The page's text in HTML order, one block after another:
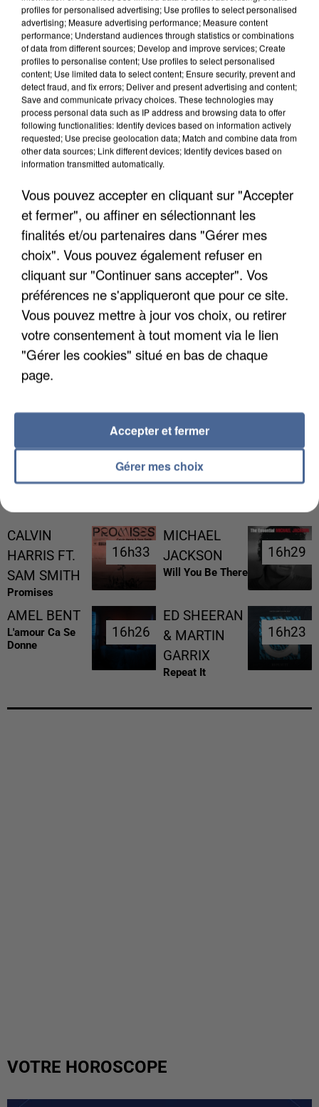
UNE TOURISTE DE L’OISE EMPORTÉE PAR UNE
COULÉE DE BOUE EN HAUTE-SAVOIE
INTERMARCHÉ APRÈS UNE...
CALVIN
HARRIS FT.
SAM SMITH
Promises
16h33
16h33
MICHAEL
JACKSON
Will You Be There
16h29
16h29
AMEL BENT
L'amour Ca Se
Donne
16h26
16h26
ED SHEERAN
& MARTIN
GARRIX
Repeat It
16h23
16h23
VOTRE HOROSCOPE
profiles for personalised advertising; Use profiles to select personalised
advertising; Measure advertising performance; Measure content
performance; Understand audiences through statistics or combinations
of data from different sources; Develop and improve services; Create
profiles to personalise content; Use profiles to select personalised
content; Use limited data to select content; Ensure security, prevent and
detect fraud, and fix errors; Deliver and present advertising and content;
Save and communicate privacy choices. These technologies may
process personal data such as IP address and browsing data to offer
following functionalities: Identify devices based on information actively
requested; Use precise geolocation data; Match and combine data from
other data sources; Link different devices; Identify devices based on
information transmitted automatically.
Vous pouvez accepter en cliquant sur "Accepter
et fermer", ou affiner en sélectionnant les
finalités et/ou partenaires dans "Gérer mes
choix". Vous pouvez également refuser en
cliquant sur "Continuer sans accepter". Vos
préférences ne s'appliqueront que pour ce site.
Vous pouvez mettre à jour vos choix, ou retirer
votre consentement à tout moment via le lien
"Gérer les cookies" situé en bas de chaque
page.
Gérer mes choix
Accepter et fermer